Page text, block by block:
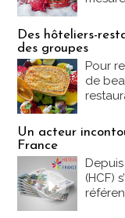
Des hôteliers-
des groupes
Pour
de
Un acteur
France
(HCF)